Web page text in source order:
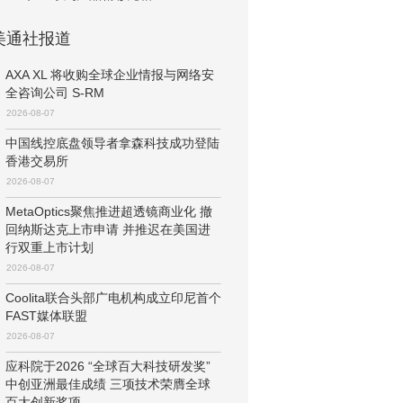
通社报道
AXA XL 将收购全球企业情报与网络安
全咨询公司 S-RM
2026-08-07
中国线控底盘领导者拿森科技成功登陆
香港交易所
2026-08-07
MetaOptics聚焦推进超透镜商业化 撤
回纳斯达克上市申请 并推迟在美国进
行双重上市计划
2026-08-07
Coolita联合头部广电机构成立印尼首个
FAST媒体联盟
2026-08-07
应科院于2026 “全球百大科技研发奖”
中创亚洲最佳成绩 三项技术荣膺全球